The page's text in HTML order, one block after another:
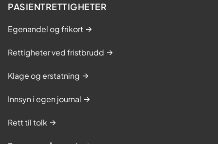
PASIENTRETTIGHETER
Egenandel og frikort
Rettigheter ved fristbrudd
Klage og erstatning
Innsyn i egen journal
Rett til tolk